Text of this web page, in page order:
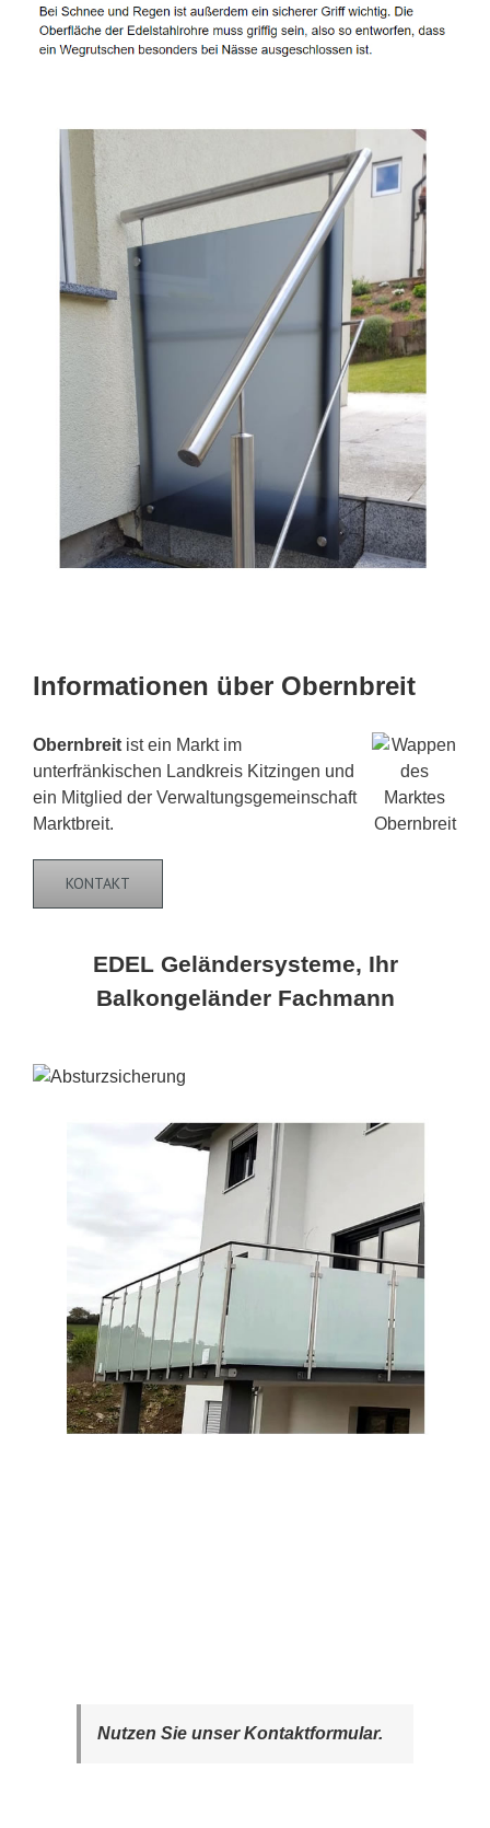
Informationen über Obernbreit
Obernbreit ist ein Markt im
unterfränkischen Landkreis Kitzingen und
ein Mitglied der Verwaltungsgemeinschaft
Marktbreit.
KONTAKT
EDEL Geländersysteme, Ihr
Balkongeländer Fachmann
Nutzen Sie unser Kontaktformular.